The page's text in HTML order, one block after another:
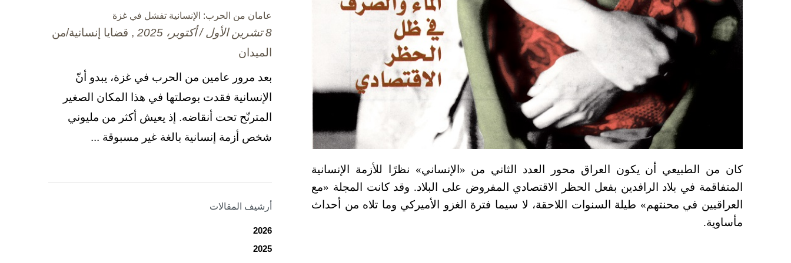
كان من الطبيعي أن يكون العراق محور العدد الثاني من «الإنساني» نظرًا للأزمة الإنسانية
المتفاقمة في بلاد الرافدين بفعل الحظر الاقتصادي المفروض على البلاد. وقد كانت المجلة «مع
العراقيين في محنتهم» طيلة السنوات اللاحقة، لا سيما فترة الغزو الأميركي وما تلاه من أحداث
مأساوية.
عامان من الحرب: الإنسانية تفشل في غزة
8 تشرين الأول / أكتوبر، 2025
, قضايا إنسانية/من
الميدان
بعد مرور عامين من الحرب في غزة، يبدو أنّ
الإنسانية فقدت بوصلتها في هذا المكان الصغير
المترنّح تحت أنقاضه. إذ يعيش أكثر من مليوني
شخص أزمة إنسانية بالغة غير مسبوقة ...
أرشيف المقالات
2026
2025